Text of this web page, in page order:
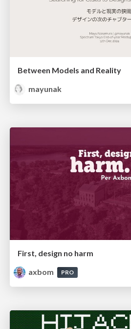
Between Models and Reality
mayunak
First, design no harm
axbom
PRO